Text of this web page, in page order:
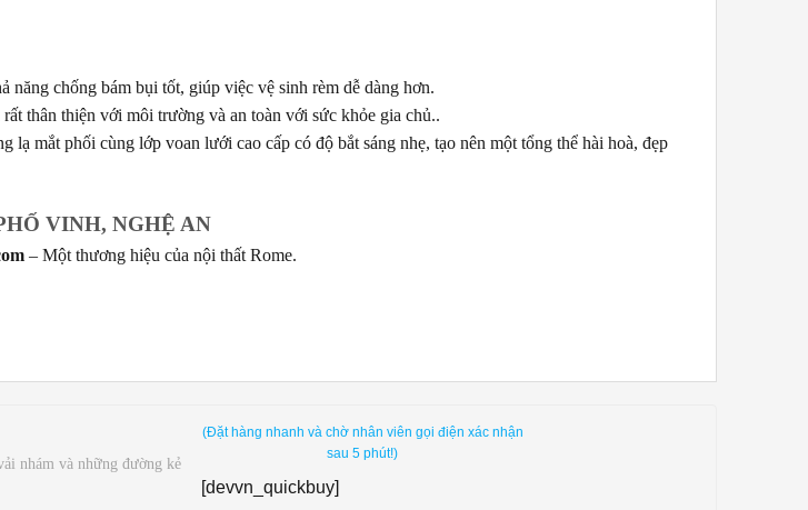
năng chống bám bụi tốt, giúp việc vệ sinh rèm dễ dàng hơn.
thân thiện với môi trường và an toàn với sức khỏe gia chủ..
lạ mắt phối cùng lớp voan lưới cao cấp có độ bắt sáng nhẹ, tạo nên một tổng thể hài hoà, đẹp
VINH, NGHỆ AN
– Một thương hiệu của nội thất Rome.
nhám và những đường kẻ
(Đặt hàng nhanh và chờ nhân viên gọi điện xác nhận
sau 5 phút!)
[devvn_quickbuy]